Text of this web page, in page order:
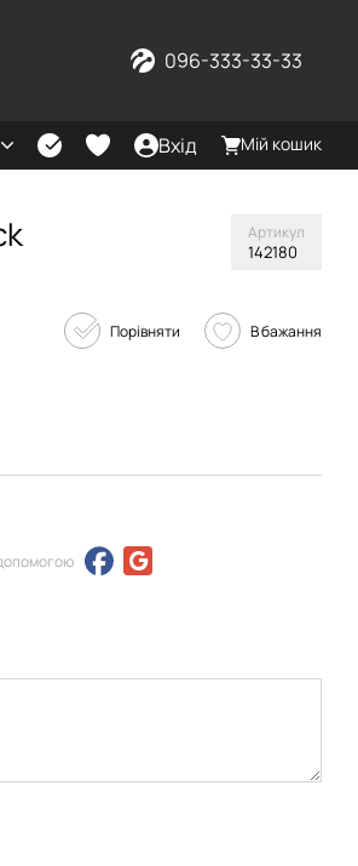
096-333-33-33
Вхід Мій кошик
Артикул
142180
Порівняти В бажання